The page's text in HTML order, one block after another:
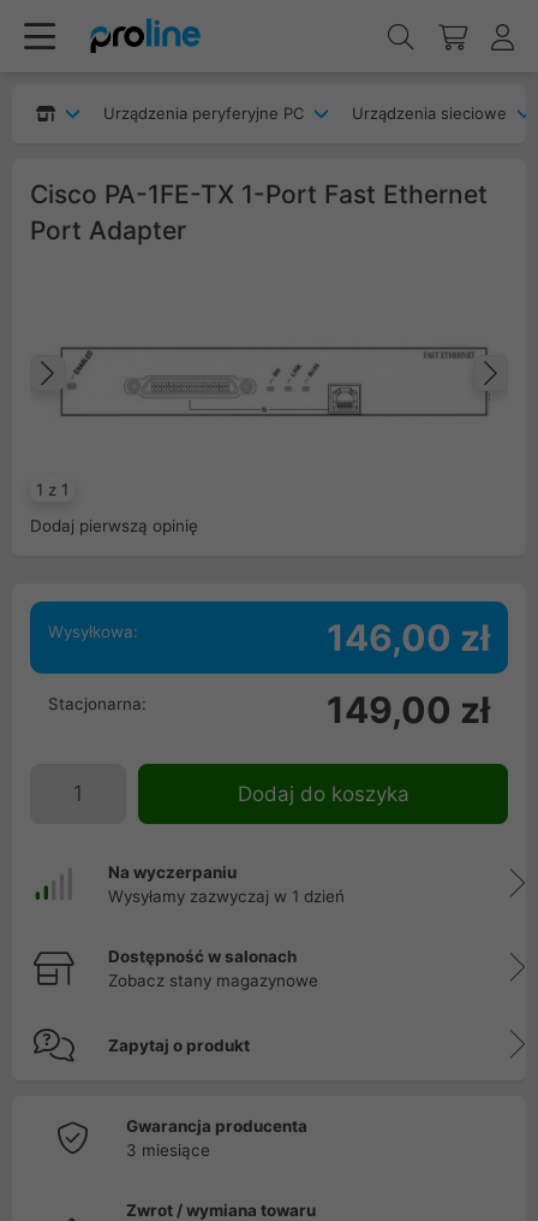
Urządzenia peryferyjne PC Urządzenia sieciowe
Cisco PA-1FE-TX 1-Port Fast Ethernet
Port Adapter
1 z 1
Poprzedni
Dodaj pierwszą opinię
Wysyłkowa: 146,00 zł
Stacjonarna: 149,00 zł
Dodaj do koszyka
Na wyczerpaniu
Wysyłamy zazwyczaj w 1 dzień
Dostępność w salonach
Zobacz stany magazynowe
Zapytaj o produkt
Gwarancja producenta
3 miesiące
Zwrot / wymiana towaru